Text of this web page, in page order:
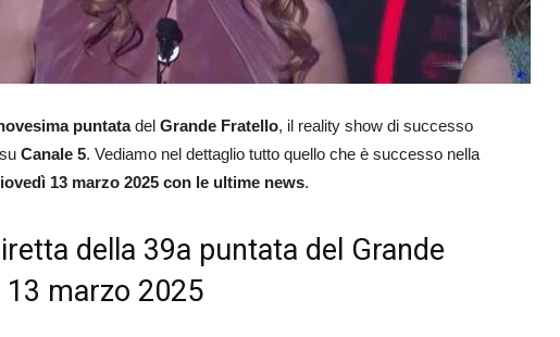
puntatadel Grande Fratello, il reality show di successo
su Canale 5. Vediamo nel dettaglio tutto quello che è successo nella
13 marzo 2025 con le ultime news.
della 39a puntata del Grande
marzo 2025